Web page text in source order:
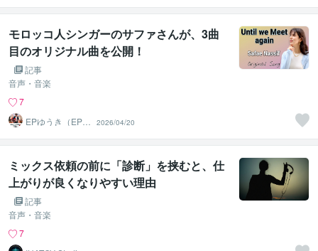
モロッコ人シンガーのサファさんが、3曲
目のオリジナル曲を公開！
記事
音声・音楽
7
EPゆうき（EPミ
ュージックラ
ボ）
2026/04/20
ミックス依頼の前に「診断」を挟むと、仕
上がりが良くなりやすい理由
記事
音声・音楽
7